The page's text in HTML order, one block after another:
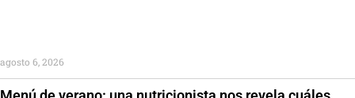
agosto 6, 2026